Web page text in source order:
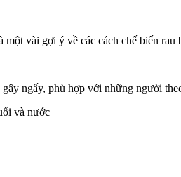
vài gợi ý về các cách chế biến
ngấy, phù hợp với những người
và nước